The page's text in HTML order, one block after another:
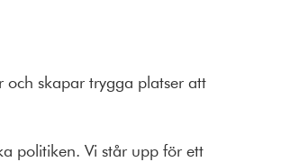
och skapar trygga platser att
politiken. Vi står upp för ett